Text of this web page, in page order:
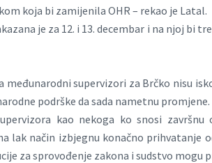
koja bi zamijenila OHR – rekao je Latal.
je za 12. i 13. decembar i na njoj bi
međunarodni supervizori za Brčko nisu
podrške da sada nametnu promjene.
kao nekoga ko snosi
lak način izbjegnu konačno prihvatanje
za sprovođenje zakona i sudstvo mogu